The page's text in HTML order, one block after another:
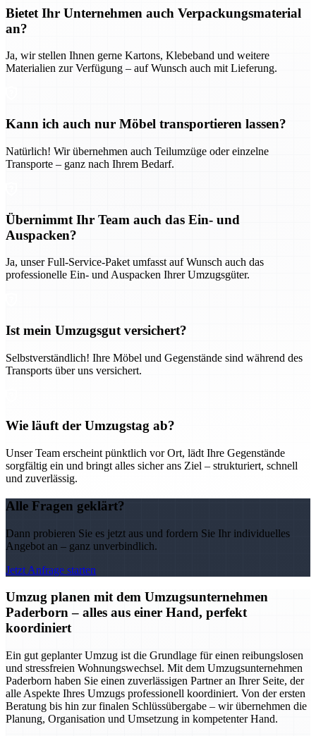
Bietet Ihr Unternehmen auch Verpackungsmaterial
an?
Ja, wir stellen Ihnen gerne Kartons, Klebeband und weitere
Materialien zur Verfügung – auf Wunsch auch mit Lieferung.
Kann ich auch nur Möbel transportieren lassen?
Natürlich! Wir übernehmen auch Teilumzüge oder einzelne
Transporte – ganz nach Ihrem Bedarf.
Übernimmt Ihr Team auch das Ein- und
Auspacken?
Ja, unser Full-Service-Paket umfasst auf Wunsch auch das
professionelle Ein- und Auspacken Ihrer Umzugsgüter.
Ist mein Umzugsgut versichert?
Selbstverständlich! Ihre Möbel und Gegenstände sind während des
Transports über uns versichert.
Wie läuft der Umzugstag ab?
Unser Team erscheint pünktlich vor Ort, lädt Ihre Gegenstände
sorgfältig ein und bringt alles sicher ans Ziel – strukturiert, schnell
und zuverlässig.
Alle Fragen geklärt?
Dann probieren Sie es jetzt aus und fordern Sie Ihr individuelles
Angebot an – ganz unverbindlich.
Jetzt Anfrage starten
Umzug planen mit dem Umzugsunternehmen
Paderborn – alles aus einer Hand, perfekt
koordiniert
Ein gut geplanter Umzug ist die Grundlage für einen reibungslosen
und stressfreien Wohnungswechsel. Mit dem Umzugsunternehmen
Paderborn haben Sie einen zuverlässigen Partner an Ihrer Seite, der
alle Aspekte Ihres Umzugs professionell koordiniert. Von der ersten
Beratung bis hin zur finalen Schlüssübergabe – wir übernehmen die
Planung, Organisation und Umsetzung in kompetenter Hand.